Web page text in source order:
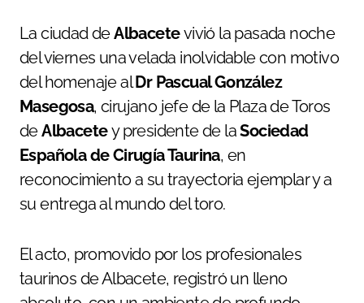
La ciudad deAlbacetevivió la pasada noche
del viernes una velada inolvidable con motivo
del homenaje alDr Pascual González
Masegosa, cirujano jefe de la Plaza de Toros
deAlbacetey presidente de laSociedad
Española de Cirugía Taurina, en
reconocimiento a su trayectoria ejemplar y a
su entrega al mundo del toro.
El acto, promovido por los profesionales
taurinos de Albacete, registró un lleno